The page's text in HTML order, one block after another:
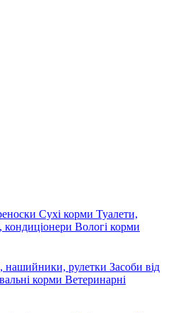
Сухі корми Туалети,
Вологі корми
нашийники, рулетки Засоби від
корми Ветеринарні